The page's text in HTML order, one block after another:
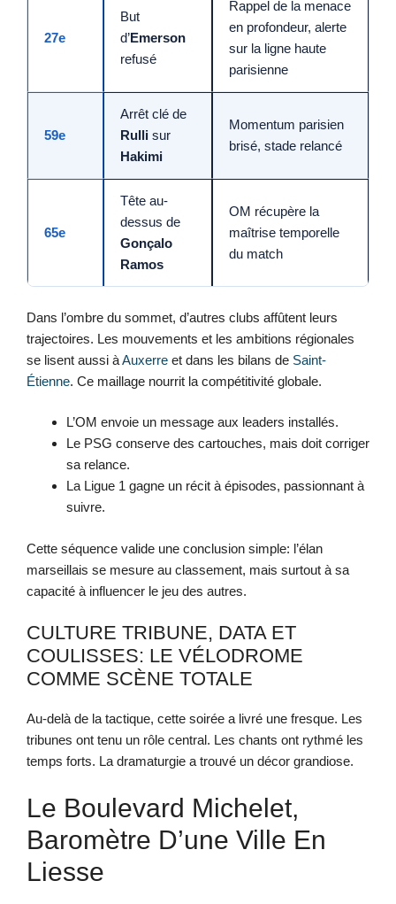
27e
But
d’Emerson
refusé
Rappel de la menace
en profondeur, alerte
sur la ligne haute
parisienne
59e
Arrêt clé de
Rulli sur
Hakimi
Momentum parisien
brisé, stade relancé
65e
Tête au-
dessus de
Gonçalo
Ramos
OM récupère la
maîtrise temporelle
du match
Dans l’ombre du sommet, d’autres clubs affûtent leurs
trajectoires. Les mouvements et les ambitions régionales
se lisent aussi àAuxerre et dans les bilans de Saint-
Étienne. Ce maillage nourrit la compétitivité globale.
L’OM envoie un message aux leaders installés.
Le PSG conserve des cartouches, mais doit corriger
sa relance.
La Ligue 1 gagne un récit à épisodes, passionnant à
suivre.
Cette séquence valide une conclusion simple: l’élan
marseillais se mesure au classement, mais surtout à sa
capacité à influencer le jeu des autres.
CULTURE TRIBUNE, DATA ET
COULISSES: LE VÉLODROME
COMME SCÈNE TOTALE
Au-delà de la tactique, cette soirée a livré une fresque. Les
tribunes ont tenu un rôle central. Les chants ont rythmé les
temps forts. La dramaturgie a trouvé un décor grandiose.
Le Boulevard Michelet,
Baromètre D’une Ville En
Liesse